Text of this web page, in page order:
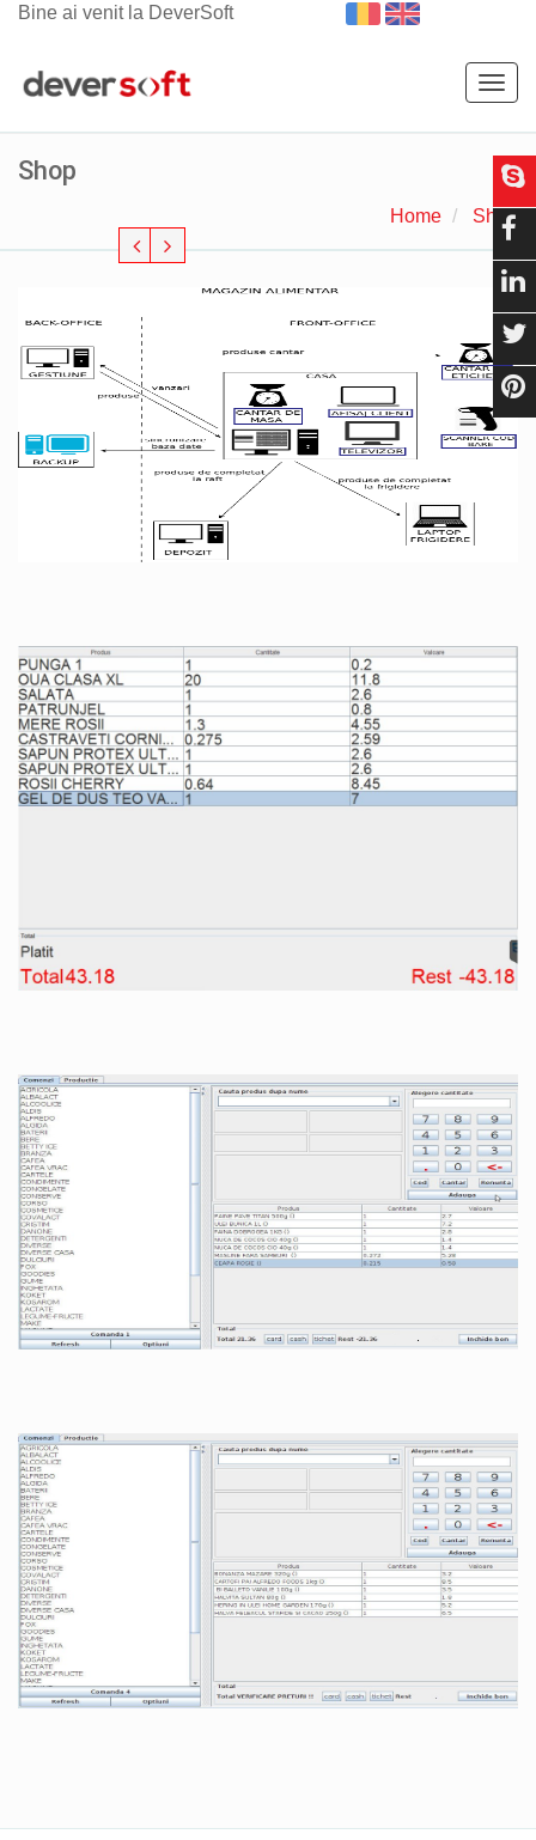
Bine ai venit la DeverSoft
Shop
Home Shop